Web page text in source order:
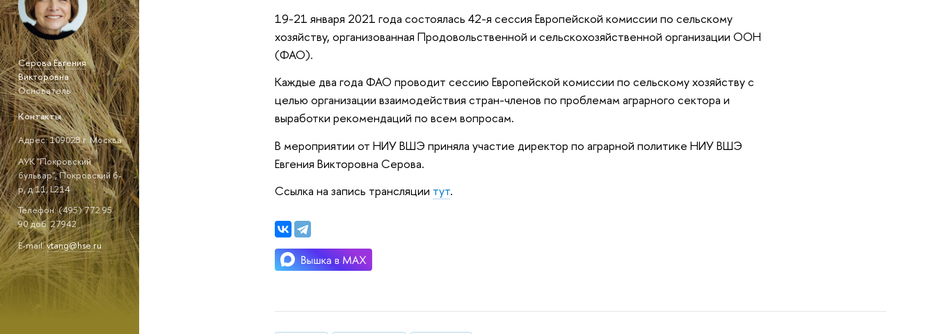
Серова Евгения
Викторовна
Основатель
Контакты
Адрес: 109028 г. Москва
АУК "Покровский
бульвар", Покровский б-
р, д.11, L214
Телефон: (495) 772 95
90 доб. 27942
E-mail:vtang@hse.ru
19-21 января 2021 года состоялась 42-я сессия Европейской комиссии по сельскому
хозяйству, организованная Продовольственной и сельскохозяйственной организации ООН
(ФАО).
Каждые два года ФАО проводит сессию Европейской комиссии по сельскому хозяйству с
целью организации взаимодействия стран-членов по проблемам аграрного сектора и
выработки рекомендаций по всем вопросам.
В мероприятии от НИУ ВШЭ приняла участие директор по аграрной политике НИУ ВШЭ
Евгения Викторовна Серова.
Ссылка на запись трансляции тут.